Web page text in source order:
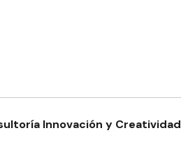
Innovación y Creatividad